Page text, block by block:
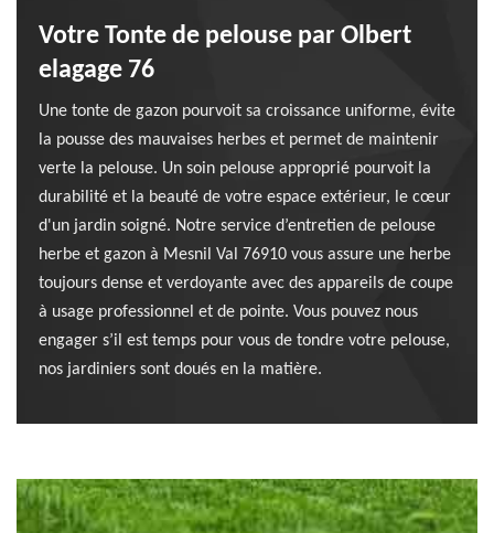
Votre Tonte de pelouse par Olbert
elagage 76
Une tonte de gazon pourvoit sa croissance uniforme, évite
la pousse des mauvaises herbes et permet de maintenir
verte la pelouse. Un soin pelouse approprié pourvoit la
durabilité et la beauté de votre espace extérieur, le cœur
d'un jardin soigné. Notre service d’entretien de pelouse
herbe et gazon à Mesnil Val 76910 vous assure une herbe
toujours dense et verdoyante avec des appareils de coupe
à usage professionnel et de pointe. Vous pouvez nous
engager s’il est temps pour vous de tondre votre pelouse,
nos jardiniers sont doués en la matière.